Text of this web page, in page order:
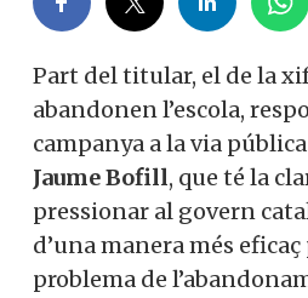
Part del titular, el de la
abandonen l’escola,
campanya a la via
Jaume Bofill, que té la
pressionar al govern
d’una manera més
problema de